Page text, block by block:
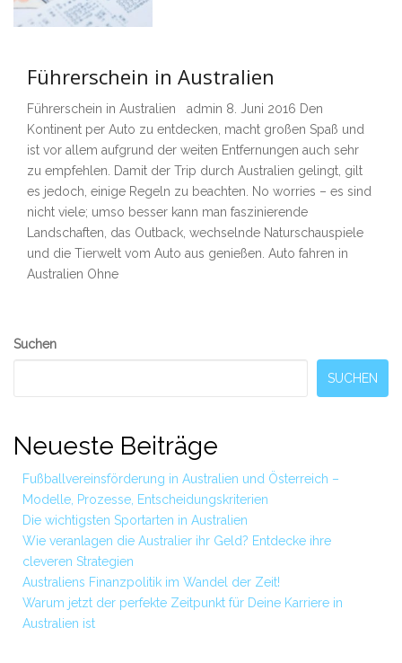
Führerschein in Australien
Führerschein in Australien admin 8. Juni 2016 Den
Kontinent per Auto zu entdecken, macht großen Spaß und
ist vor allem aufgrund der weiten Entfernungen auch sehr
zu empfehlen. Damit der Trip durch Australien gelingt, gilt
es jedoch, einige Regeln zu beachten. No worries – es sind
nicht viele; umso besser kann man faszinierende
Landschaften, das Outback, wechselnde Naturschauspiele
und die Tierwelt vom Auto aus genießen. Auto fahren in
Australien Ohne
Secondary
Suchen
SUCHEN
Neueste Beiträge
Fußballvereinsförderung in Australien und Österreich –
Modelle, Prozesse, Entscheidungskriterien
Die wichtigsten Sportarten in Australien
Wie veranlagen die Australier ihr Geld? Entdecke ihre
cleveren Strategien
Australiens Finanzpolitik im Wandel der Zeit!
Warum jetzt der perfekte Zeitpunkt für Deine Karriere in
Australien ist